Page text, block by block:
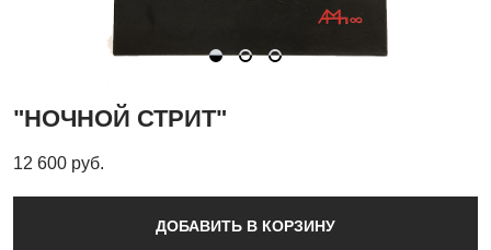
"НОЧНОЙ СТРИТ"
12 600 pуб.
ДОБАВИТЬ В КОРЗИНУ